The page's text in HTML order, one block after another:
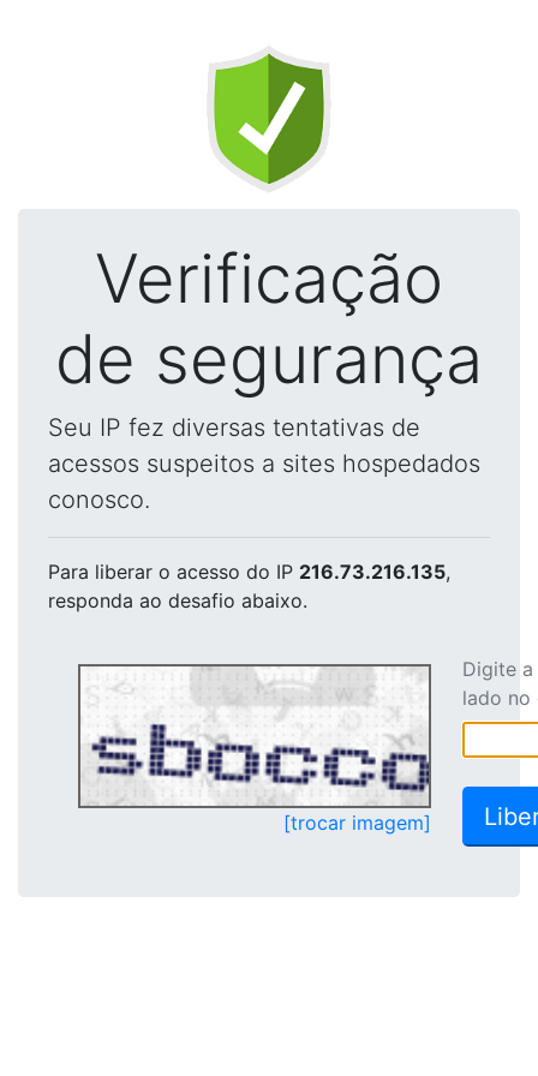
Verificação
de segurança
Seu IP fez diversas tentativas de
acessos suspeitos a sites hospedados
conosco.
Para liberar o acesso do IP 216.73.216.135,
responda ao desafio abaixo.
[trocar imagem]
Digite
lado no